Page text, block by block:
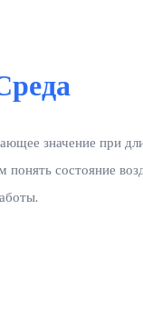
значение при
понять состояние